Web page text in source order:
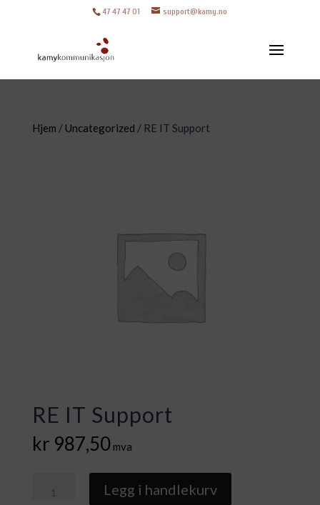
47 47 47 01 support@kamy.no
Hjem / Uncategorized / RE IT Support
RE IT Support
kr 987,50 mva
Legg i handlekurv